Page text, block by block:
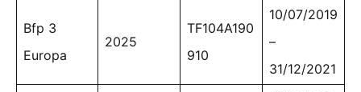
Bfp 3
Europa
2025
TF104A190
910
10/07/2019
–
31/12/2021